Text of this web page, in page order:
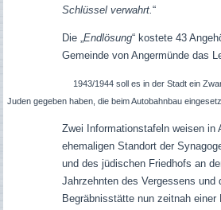
Schlüssel verwahrt.“
Die „Endlösung“ kostete 43
Gemeinde von Angermünde das
1943/1944 soll es in der Stadt ein
Juden gegeben haben, die beim Autobahnbau
Zwei Informationstafeln weisen in
ehemaligen Standort der
und des jüdischen Friedhofs an
Jahrzehnten des Vergessens und
Begräbnisstätte nun zeitnah einer